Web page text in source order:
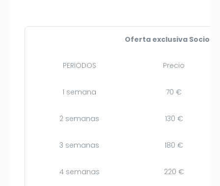
Oferta exclusiva Socios
PERIODOS Precio
1 semana 70 €
2 semanas 130 €
3 semanas 180 €
4 semanas 220 €